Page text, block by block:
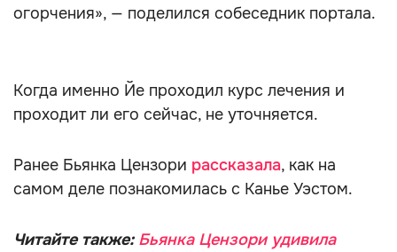
огорчения», — поделился собеседник портала.
Когда именно Йе проходил курс лечения и
проходит ли его сейчас, не уточняется.
Ранее Бьянка Цензори рассказала, как на
самом деле познакомилась с Канье Уэстом.
Читайте также:Бьянка Цензори удивила